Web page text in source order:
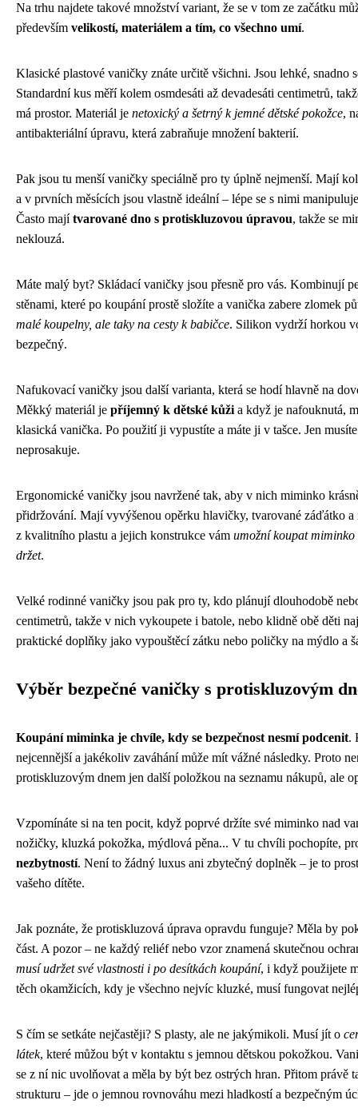
Na trhu najdete takové množství variant, že se v tom ze začátku
především velikostí, materiálem a tím, co všechno umí.
Klasické plastové vaničky znáte určitě všichni. Jsou lehké, snadno
Standardní kus měří kolem osmdesáti až devadesáti centimetrů,
má prostor. Materiál je netoxický a šetrný k jemné dětské pokožce,
antibakteriální úpravu, která zabraňuje množení bakterií.
Pak jsou tu menší vaničky speciálně pro ty úplně nejmenší. Mají
a v prvních měsících jsou vlastně ideální – lépe se s nimi
Často majítvarované dno s protiskluzovou úpravou, takže se
neklouzá.
Máte malý byt? Skládací vaničky jsou přesně pro vás. Kombinují
stěnami, které po koupání prostě složíte a vanička zabere zlomek
malé koupelny, ale taky na cesty k babičce. Silikon vydrží horkou
bezpečný.
Nafukovací vaničky jsou další varianta, která se hodí hlavně na
Měkký materiál je příjemný k dětské kůži a když je nafouknutá,
klasická vanička. Po použití ji vypustíte a máte ji v tašce. Jen
neprosakuje.
Ergonomické vaničky jsou navržené tak, aby v nich miminko
přidržování. Mají vyvýšenou opěrku hlavičky, tvarované záďátko
z kvalitního plastu a jejich konstrukce vám umožní koupat miminko
držet.
Velké rodinné vaničky jsou pak pro ty, kdo plánují dlouhodobě
centimetrů, takže v nich vykoupete i batole, nebo klidně obě děti
praktické doplňky jako vypouštěcí zátku nebo poličky na mýdlo a
Výběr bezpečné vaničky s protiskluzovým
Koupání miminka je chvíle, kdy se bezpečnost nesmí podcenit.
nejcennější a jakékoliv zaváhání může mít vážné následky. Proto
protiskluzovým dnem jen další položkou na seznamu nákupů, ale
Vzpomínáte si na ten pocit, když poprvé držíte své miminko nad
nožičky, kluzká pokožka, mýdlová pěna... V tu chvíli pochopíte,
nezbytností. Není to žádný luxus ani zbytečný doplněk – je to
vašeho dítěte.
Jak poznáte, že protiskluzová úprava opravdu funguje? Měla by
část. A pozor – ne každý reliéf nebo vzor znamená skutečnou
musí udržet své vlastnosti i po desítkách koupání, i když použijete
těch okamžicích, kdy je všechno nejvíc kluzké, musí fungovat
S čím se setkáte nejčastěji? S plasty, ale ne jakýmikoli. Musí jít o
látek, které můžou být v kontaktu s jemnou dětskou pokožkou.
se z ní nic uvolňovat a měla by být bez ostrých hran. Přitom právě
strukturu – jde o jemnou rovnováhu mezi hladkostí a bezpečným